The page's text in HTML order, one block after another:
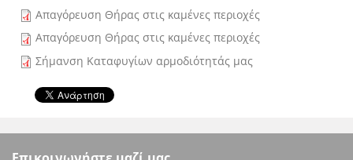
Απαγόρευση Θήρας στις καμένες περιοχές
Απαγόρευση Θήρας στις καμένες περιοχές
Σήμανση Καταφυγίων αρμοδιότητάς μας